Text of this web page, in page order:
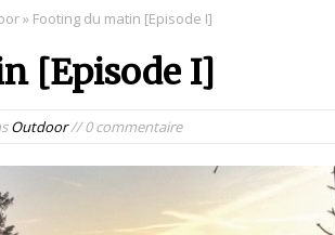
Garmin Epix 2, la meilleure montre pour TOUS les
chaussures de running Altra Rivera 2
La randonnée, une pratique qui peut s’avérer risquée
» Footing du matin [Episode I]
[Episode I]
Outdoor// 0 commentaire